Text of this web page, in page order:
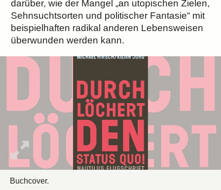
darüber, wie der Mangel „an utopischen Zielen,
Sehnsuchtsorten und politischer Fantasie“ mit
beispielhaften radikal anderen Lebensweisen
überwunden werden kann.
Buchcover.